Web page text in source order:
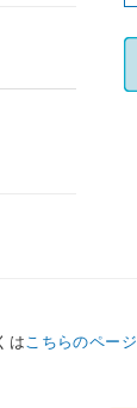
は こちらのページ